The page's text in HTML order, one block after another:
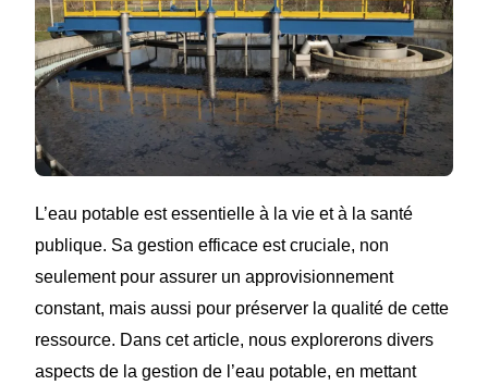
L’eau potable est essentielle à la vie et à la santé
publique. Sa gestion efficace est cruciale, non
seulement pour assurer un approvisionnement
constant, mais aussi pour préserver la qualité de cette
ressource. Dans cet article, nous explorerons divers
aspects de la gestion de l’eau potable, en mettant